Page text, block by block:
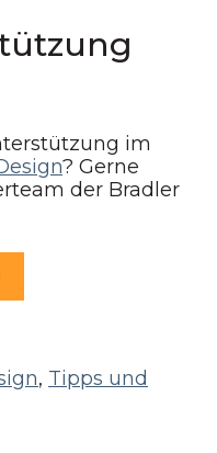
im
? Gerne
der Bradler
, Tipps und